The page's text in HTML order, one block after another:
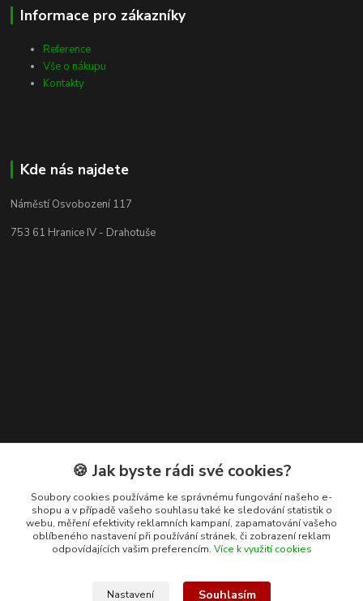
Informace pro zákazníky
Reference
Vše o nákupu
Kontakty
Kde nás najdete
Náměstí Osvobození 117
753 61 Hranice IV - Drahotuše
Kontakty
+420 608 400 554
(Po-Pá, 8-15 hod.)
ekohas@ekohas.cz
🍪 Jak byste rádi své cookies?
Soubory cookies používáme ke správnému fungování našeho e-
shopu a v případě vašeho souhlasu také ke sledování statistik o
webu, měření efektivity reklamních kampaní, zapamatování vašeho
oblíbeného nastavení při používání stránek, či zobrazení reklam
odpovídajících vašim preferencím. Více k využití cookies
Nastavení Souhlasím